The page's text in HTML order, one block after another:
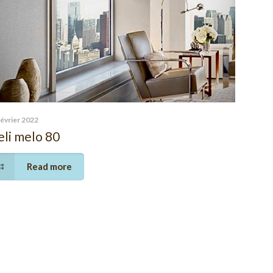
2022
melo 80
Read more